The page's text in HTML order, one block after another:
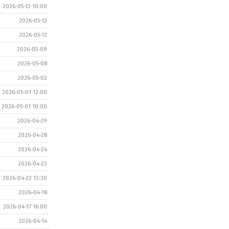
2026-05-13 10:00
2026-05-13
2026-05-12
2026-05-09
2026-05-08
2026-05-02
2026-05-01 12:00
2026-05-01 10:00
2026-04-29
2026-04-28
2026-04-24
2026-04-23
2026-04-22 13:30
2026-04-18
2026-04-17 16:00
2026-04-14